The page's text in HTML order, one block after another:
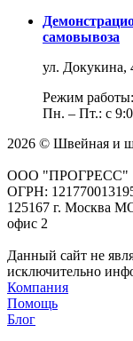
самовывоза
ул. Докукина,
Режим работы:
Пн. – Пт.: с
2026 © Швейная и
ООО "ПРОГРЕСС"
ОГРН:
125167 г. Москва
офис 2
Данный сайт не
исключительно
Компания
Помощь
Блог